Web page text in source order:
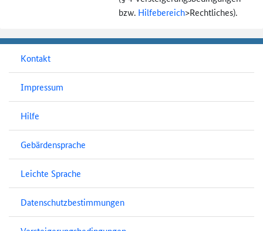
bzw. Hilfebereich>Rechtliches).
Kontakt
Impressum
Hilfe
Gebärdensprache
Leichte Sprache
Datenschutzbestimmungen